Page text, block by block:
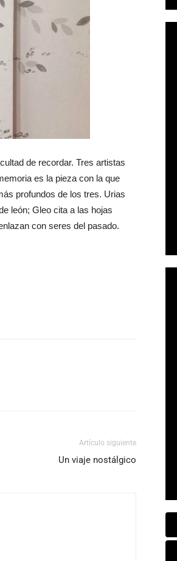
de recordar. Tres artistas
es la pieza con la que
profundos de los tres. Urias
león; Gleo cita a las hojas
con seres del pasado.
Artículo siguiente
Un viaje nostálgico